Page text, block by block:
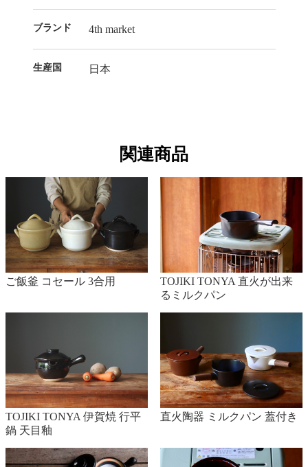
ブランド 4th market
生産国 日本
関連商品
ご飯釜 コセール 3合用
TOJIKI TONYA 直火が出来
るミルクパン
TOJIKI TONYA 伊賀焼 行平
鍋 天目釉
直火陶器 ミルクパン 蓋付き